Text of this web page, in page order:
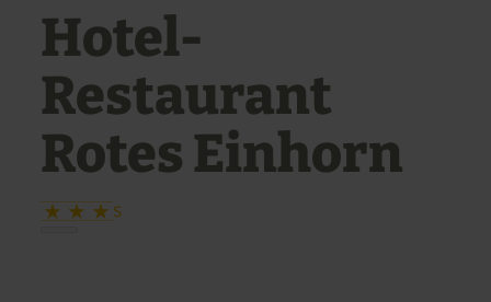
Hotel-
Restaurant
Rotes Einhorn
S